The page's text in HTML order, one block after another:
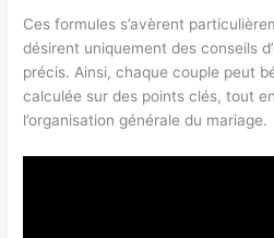
Ces formules s’avèrent
désirent uniquement des conseils
précis. Ainsi, chaque couple peut
calculée sur des points clés, tout
l’organisation générale du mariage.